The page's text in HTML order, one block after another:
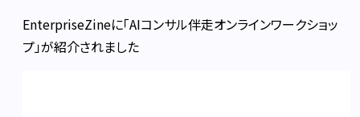
EnterpriseZineに「AIコンサル伴走オンラインワークショッ
プ」が紹介されました